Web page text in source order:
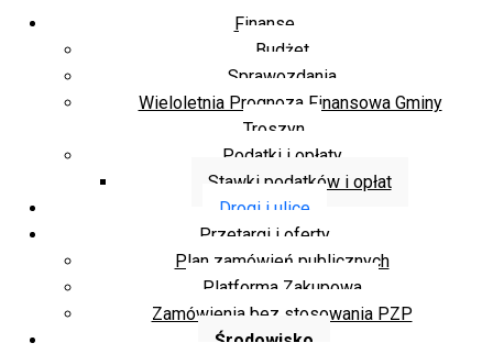
Finanse
Budżet
Sprawozdania
Wieloletnia Prognoza Finansowa Gminy
Troszyn
Podatki i opłaty
Stawki podatków i opłat
Drogi i ulice
Przetargi i oferty
Plan zamówień publicznych
Platforma Zakupowa
Zamówienia bez stosowania PZP
Środowisko